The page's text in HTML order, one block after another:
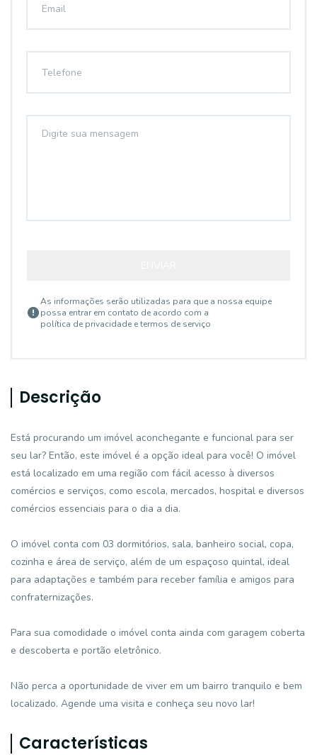
As informações serão utilizadas para que a nossa equipe
possa entrar em contato de acordo com a
política de privacidade e termos de serviço
Descrição
Está procurando um imóvel aconchegante e funcional para ser
seu lar? Então, este imóvel é a opção ideal para você! O imóvel
está localizado em uma região com fácil acesso à diversos
comércios e serviços, como escola, mercados, hospital e diversos
comércios essenciais para o dia a dia.
O imóvel conta com 03 dormitórios, sala, banheiro social, copa,
cozinha e área de serviço, além de um espaçoso quintal, ideal
para adaptações e também para receber família e amigos para
confraternizações.
Para sua comodidade o imóvel conta ainda com garagem coberta
e descoberta e portão eletrônico.
Não perca a oportunidade de viver em um bairro tranquilo e bem
localizado. Agende uma visita e conheça seu novo lar!
Características